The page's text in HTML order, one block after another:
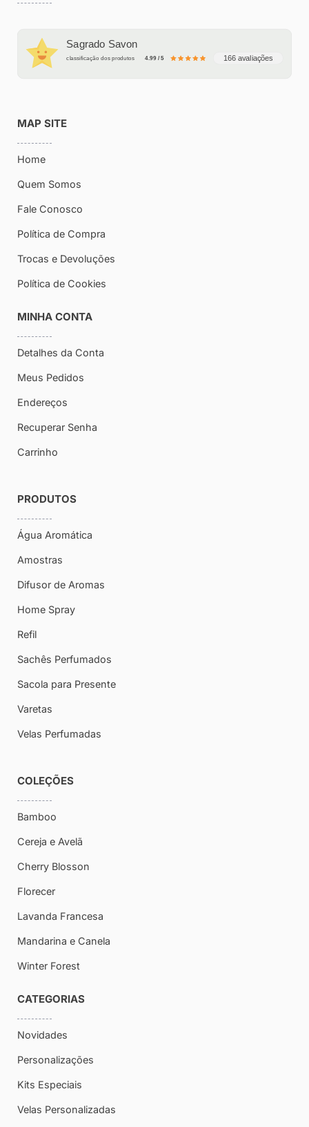
Sagrado Savon
classificação dos produtos 4.99 / 5 166 avaliações
MAP SITE
Home
Quem Somos
Fale Conosco
Política de Compra
Trocas e Devoluções
Política de Cookies
MINHA CONTA
Detalhes da Conta
Meus Pedidos
Endereços
Recuperar Senha
Carrinho
PRODUTOS
Água Aromática
Amostras
Difusor de Aromas
Home Spray
Refil
Sachês Perfumados
Sacola para Presente
Varetas
Velas Perfumadas
COLEÇÕES
Bamboo
Cereja e Avelã
Cherry Blosson
Florecer
Lavanda Francesa
Mandarina e Canela
Winter Forest
CATEGORIAS
Novidades
Personalizações
Kits Especiais
Velas Personalizadas